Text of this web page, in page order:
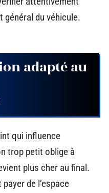
général du véhicule.
adapté au
qui influence
trop petit oblige à
plus cher au final.
de l’espace